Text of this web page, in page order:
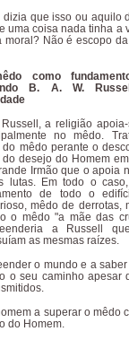
que isso ou aquilo
uma coisa nada tinha a
Não é escopo
como
B. A. W.
a religião
no mêdo.
do mêdo perante o
do desejo do Homem
Irmão que o apoia
lutas. Em todo o
de todo o
mêdo de derrotas,
o mêdo "a mãe das
a Russell
as mesmas raízes.
o mundo e a
o seu caminho apesar
a superar o mêdo
do Homem.